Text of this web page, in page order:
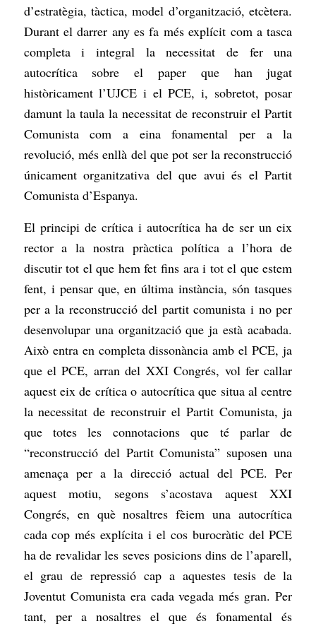
d’estratègia, tàctica, model d’organització, etcètera.
Durant el darrer any es fa més explícit com a tasca
completa i integral la necessitat de fer una
autocrítica sobre el paper que han jugat
històricament l’UJCE i el PCE, i, sobretot, posar
damunt la taula la necessitat de reconstruir el Partit
Comunista com a eina fonamental per a la
revolució, més enllà del que pot ser la reconstrucció
únicament organitzativa del que avui és el Partit
Comunista d’Espanya.
El principi de crítica i autocrítica ha de ser un eix
rector a la nostra pràctica política a l’hora de
discutir tot el que hem fet fins ara i tot el que estem
fent, i pensar que, en última instància, són tasques
per a la reconstrucció del partit comunista i no per
desenvolupar una organització que ja està acabada.
Això entra en completa dissonància amb el PCE, ja
que el PCE, arran del XXI Congrés, vol fer callar
aquest eix de crítica o autocrítica que situa al centre
la necessitat de reconstruir el Partit Comunista, ja
que totes les connotacions que té parlar de
“reconstrucció del Partit Comunista” suposen una
amenaça per a la direcció actual del PCE. Per
aquest motiu, segons s’acostava aquest XXI
Congrés, en què nosaltres fèiem una autocrítica
cada cop més explícita i el cos burocràtic del PCE
ha de revalidar les seves posicions dins de l’aparell,
el grau de repressió cap a aquestes tesis de la
Joventut Comunista era cada vegada més gran. Per
tant, per a nosaltres el que és fonamental és